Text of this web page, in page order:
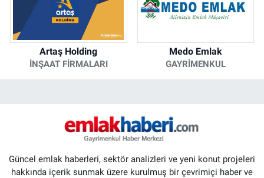
Artaş Holding
İNŞAAT FIRMALARI
Medo Emlak
GAYRIMENKUL
Güncel emlak haberleri, sektör analizleri ve yeni konut projeleri
hakkında içerik sunmak üzere kurulmuş bir çevrimiçi haber ve